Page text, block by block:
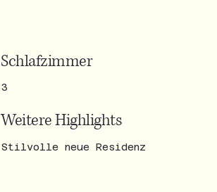
Schlafzimmer
3
Weitere Highlights
Stilvolle neue Residenz